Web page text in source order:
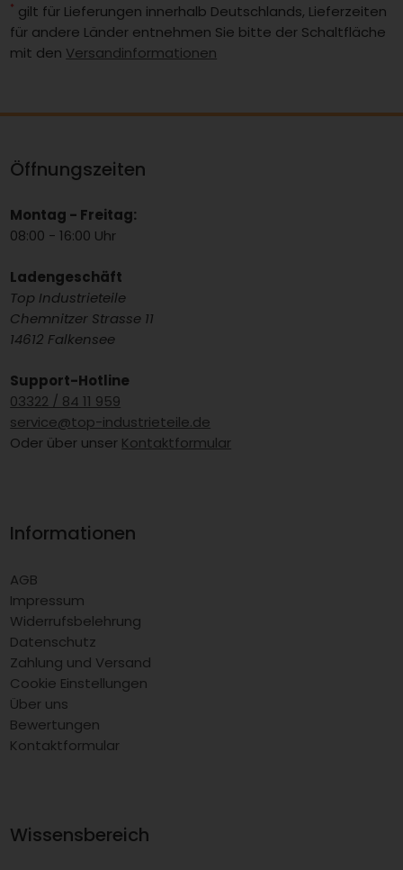
* gilt für Lieferungen innerhalb Deutschlands, Lieferzeiten
für andere Länder entnehmen Sie bitte der Schaltfläche
mit den Versandinformationen
Öffnungszeiten
Montag - Freitag:
08:00 - 16:00 Uhr
Ladengeschäft
Top Industrieteile
Chemnitzer Strasse 11
14612 Falkensee
Support-Hotline
03322 / 84 11 959
service@top-industrieteile.de
Oder über unser Kontaktformular
Informationen
AGB
Impressum
Widerrufsbelehrung
Datenschutz
Zahlung und Versand
Cookie Einstellungen
Über uns
Bewertungen
Kontaktformular
Wissensbereich